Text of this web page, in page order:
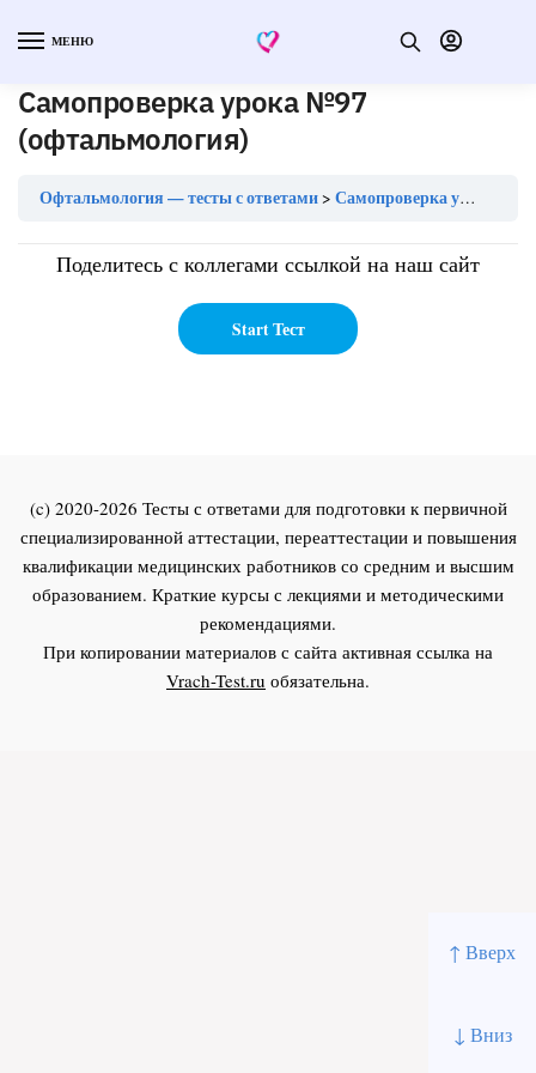
↑ Вверх
↓ Вниз
МЕНЮ
Самопроверка урока №97
(офтальмология)
Офтальмология — тесты с ответами Самопроверка урока №97 (офтальмология)
Поделитесь с коллегами ссылкой на наш сайт
(c) 2020-2026 Тесты с ответами для подготовки к первичной
специализированной аттестации, переаттестации и повышения
квалификации медицинских работников со средним и высшим
образованием. Краткие курсы с лекциями и методическими
рекомендациями.
При копировании материалов с сайта активная ссылка на
Vrach-Test.ru обязательна.